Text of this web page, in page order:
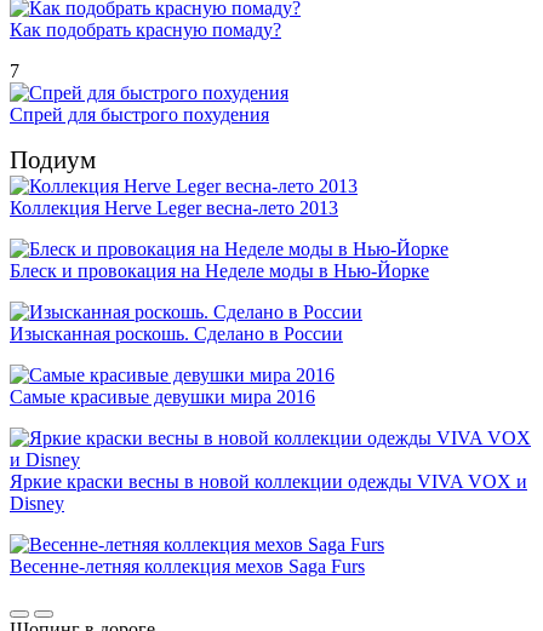
Как подобрать красную помаду?
7
Спрей для быстрого похудения
Подиум
Коллекция Herve Leger весна-лето 2013
Блеск и провокация на Неделе моды в Нью-Йорке
Изысканная роскошь. Сделано в России
Самые красивые девушки мира 2016
Яркие краски весны в новой коллекции одежды VIVA VOX и
Disney
Весенне-летняя коллекция мехов Saga Furs